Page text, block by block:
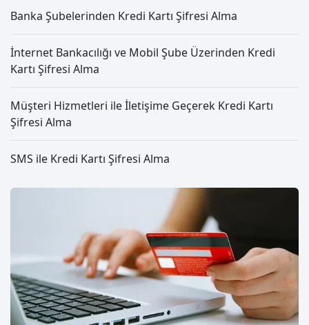
Banka Şubelerinden Kredi Kartı Şifresi Alma
İnternet Bankacılığı ve Mobil Şube Üzerinden Kredi
Kartı Şifresi Alma
Müşteri Hizmetleri ile İletişime Geçerek Kredi Kartı
Şifresi Alma
SMS ile Kredi Kartı Şifresi Alma